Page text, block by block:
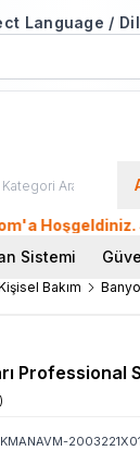
Language /
Hoşgeldiniz.
Sistemi
Bakım
Professional
2003221X01